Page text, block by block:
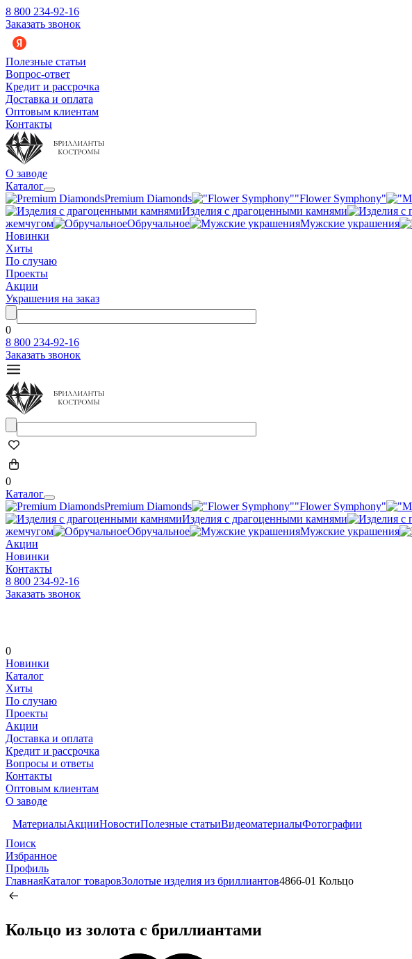
8 800 234-92-16
Заказать звонок
Полезные статьи
Вопрос-ответ
Кредит и рассрочка
Доставка и оплата
Оптовым клиентам
Контакты
О заводе
Каталог
Premium Diamonds
"Flower Symphony"
Изделия с драгоценными камнями
жемчугом
Обручальное Мужские украшения
Новинки
Хиты
По случаю
Проекты
Акции
Украшения на заказ
0
8 800 234-92-16
Заказать звонок
0
Каталог
Premium Diamonds
"Flower Symphony"
Изделия с драгоценными камнями
жемчугом
Обручальное Мужские украшения
Акции
Новинки
Контакты
8 800 234-92-16
Заказать звонок
0
Новинки
Каталог
Хиты
По случаю
Проекты
Акции
Доставка и оплата
Кредит и рассрочка
Вопросы и ответы
Контакты
Оптовым клиентам
О заводе
МатериалыАкцииНовостиПолезные статьиВидеоматериалыФотографии
Поиск
Избранное
Профиль
ГлавнаяКаталог товаровЗолотые изделия из бриллиантов4866-01 Кольцо
Кольцо из золота c бриллиантами